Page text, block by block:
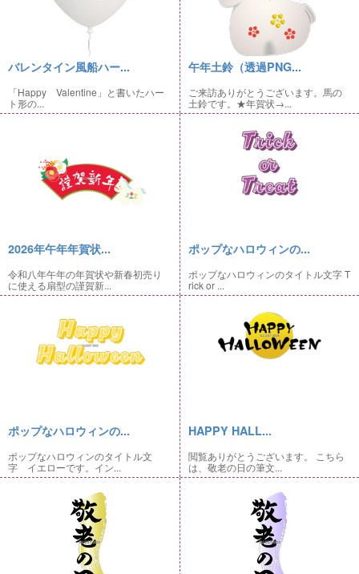
バレンタイン風船ハー...
「Happy Valentine」と書いたハー
ト形の...
午年土鈴（透過PNG...
ご来訪ありがとうございます。馬の
土鈴です。★年賀状→...
2026年午年年賀状...
令和八年午年の年賀状や新春初売り
に使える扇型の謹賀新...
ポップなハロウィンの...
ポップなハロウィンのタイトル文字 T
rick or ...
ポップなハロウィンの...
ポップなハロウィンのタイトル文
字 イエローです。イン...
HAPPY HALL...
閲覧ありがとうございます。 こちら
は、敬老の日の筆文...